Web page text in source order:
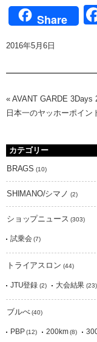
Share
2016年5月6日
« AVANT GARDE
日本一のヤッホーポイン
カテゴリー
BRAGS (10)
SHIMANO/シマノ (2)
ショップニュース (303)
試乗会(7)
トライアスロン (44)
JTU登録 (2) 大会結果 (23)
ブルべ(40)
PBP(12) 200km(8)